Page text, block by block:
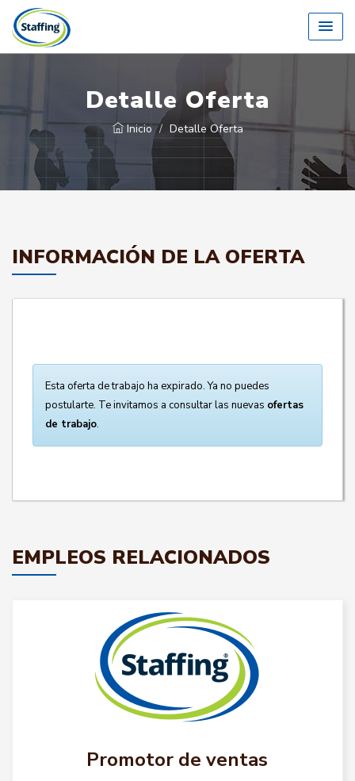
Detalle Oferta
Inicio Detalle Oferta
INFORMACIÓN DE LA OFERTA
Esta oferta de trabajo ha expirado. Ya no puedes
postularte. Te invitamos a consultar las nuevas ofertas
de trabajo.
EMPLEOS RELACIONADOS
Promotor de ventas